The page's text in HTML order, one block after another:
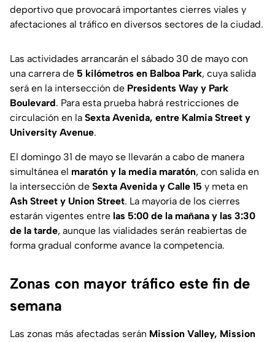
deportivo que provocará importantes cierres viales y
afectaciones al tráfico en diversos sectores de la ciudad.
Las actividades arrancarán el sábado 30 de mayo con
una carrera de 5 kilómetros en Balboa Park, cuya salida
será en la intersección de Presidents Way y Park
Boulevard. Para esta prueba habrá restricciones de
circulación en la Sexta Avenida, entre Kalmia Street y
University Avenue.
El domingo 31 de mayo se llevarán a cabo de manera
simultánea el maratón y la media maratón, con salida en
la intersección de Sexta Avenida y Calle 15 y meta en
Ash Street y Union Street. La mayoría de los cierres
estarán vigentes entre las 5:00 de la mañana y las 3:30
de la tarde, aunque las vialidades serán reabiertas de
forma gradual conforme avance la competencia.
Zonas con mayor tráfico este fin de
semana
Las zonas más afectadas serán Mission Valley, Mission